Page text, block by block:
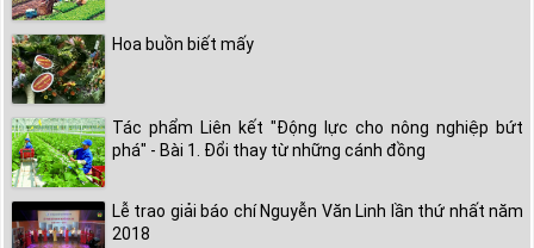
Hoa buồn biết mấy
Tác phẩm Liên kết "Động lực cho nông nghiệp bứt
phá" - Bài 1. Đổi thay từ những cánh đồng
Lễ trao giải báo chí Nguyễn Văn Linh lần thứ nhất năm
2018